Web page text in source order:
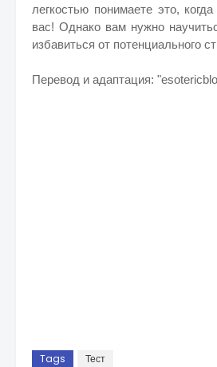
легкостью понимаете это,
вас! Однако вам нужно
избавиться от потенциального
Перевод и адаптация:
Tags Тест